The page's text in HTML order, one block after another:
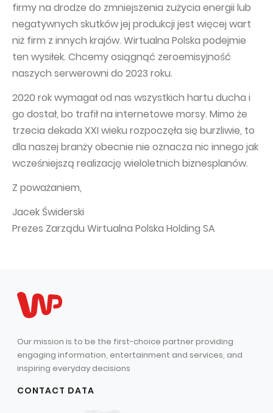
firmy na drodze do zmniejszenia zużycia energii lub
negatywnych skutków jej produkcji jest więcej wart
niż firm z innych krajów. Wirtualna Polska podejmie
ten wysiłek. Chcemy osiągnąć zeroemisyjność
naszych serwerowni do 2023 roku.
2020 rok wymagał od nas wszystkich hartu ducha i
go dostał, bo trafił na internetowe morsy. Mimo że
trzecia dekada XXI wieku rozpoczęła się burzliwie, to
dla naszej branży obecnie nie oznacza nic innego jak
wcześniejszą realizację wieloletnich biznesplanów.
Z poważaniem,
Jacek Świderski
Prezes Zarządu Wirtualna Polska Holding SA
Our mission is to be the first-choice partner providing
engaging information, entertainment and services, and
inspiring everyday decisions
CONTACT DATA